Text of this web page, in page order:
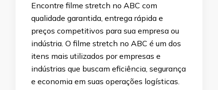
Encontre filme stretch no ABC com
qualidade garantida, entrega rápida e
preços competitivos para sua empresa ou
indústria. O filme stretch no ABC é um dos
itens mais utilizados por empresas e
indústrias que buscam eficiência, segurança
e economia em suas operações logísticas.